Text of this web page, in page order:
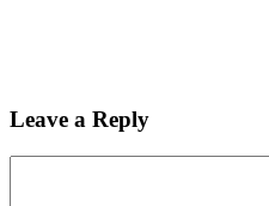
Leave a Reply